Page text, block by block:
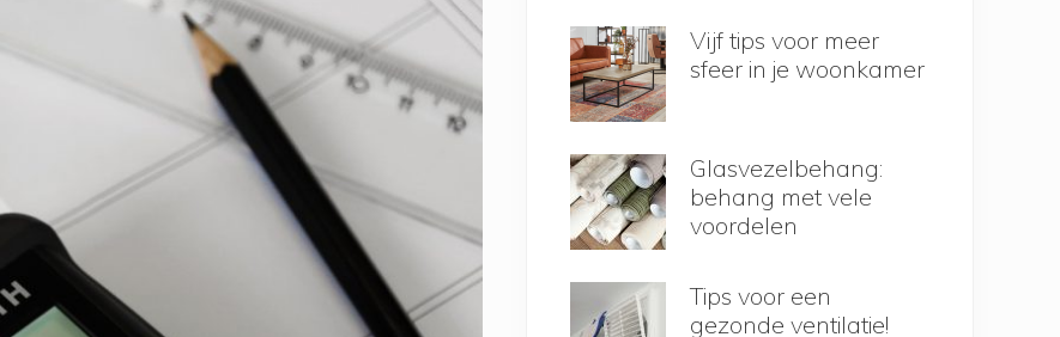
Vijf tips voor meer
sfeer in je woonkamer
Glasvezelbehang:
behang met vele
voordelen
Tips voor een
gezonde ventilatie!